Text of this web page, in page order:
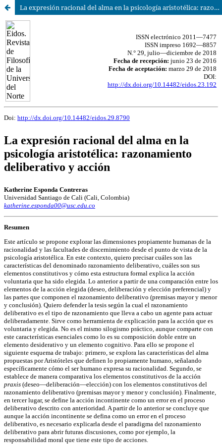
La expresión racional del alma en la psicología aristotélica: razonamiento deliberativo y acción